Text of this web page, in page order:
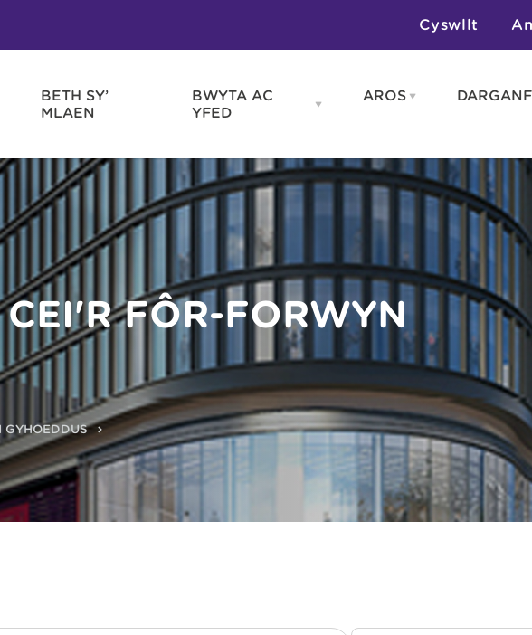
Cyswllt
BETH SY’
MLAEN
BWYTA AC
YFED
Open
YFED
menu
Blas ar Gymru
Bwytai
Caffis a Delis
AROS Open
Gwestai
Hunan Arlwyo
Carafanau a
Rhagor o Leoedd
FÔR-FORWYN
GYHOEDDUS